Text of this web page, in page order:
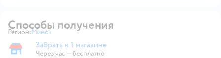
Способы получения
Регион: Выбор адреса доставки.
Минск
Забрать в магазине
Забрать в 1 магазине
Через час — бесплатно